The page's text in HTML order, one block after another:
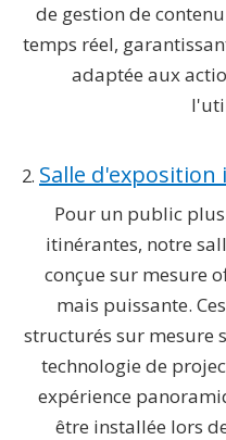
de gestion de
temps réel,
adaptée aux
2. Salle d'exposition
Pour un public
itinérantes, notre
conçue sur mesure
mais puissante.
structurés sur mesure
technologie de
expérience
être installée lors